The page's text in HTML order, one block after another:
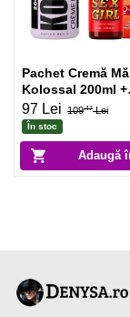
Adaugă
Pachet Cremă
Kolossal 200ml +
Afrodisiac Hot
20ml
97 Lei 109.47Lei
În stoc